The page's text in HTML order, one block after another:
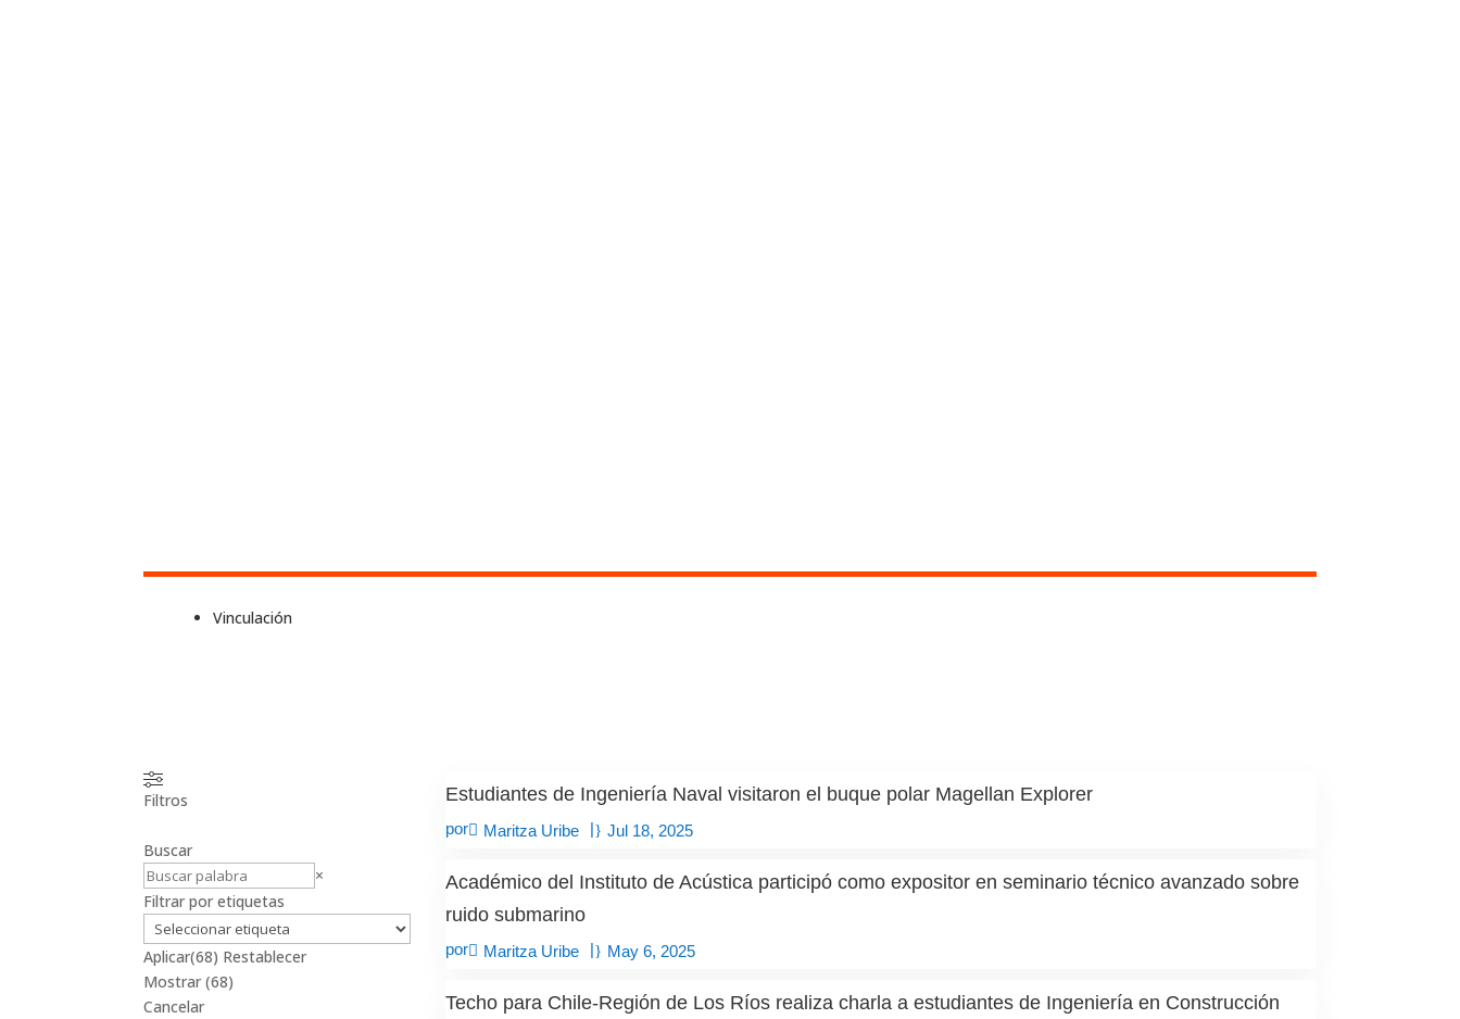
Vinculación
Filtros
Buscar
Buscar
×
Filtrar por etiquetas
Aplicar(68) Restablecer
Mostrar (68)
Cancelar
Estudiantes de Ingeniería Naval visitaron el buque polar Magellan Explorer
por Maritza Uribe | Jul 18, 2025
Académico del Instituto de Acústica participó como expositor en seminario técnico avanzado sobre
ruido submarino
por Maritza Uribe | May 6, 2025
Techo para Chile-Región de Los Ríos realiza charla a estudiantes de Ingeniería en Construcción